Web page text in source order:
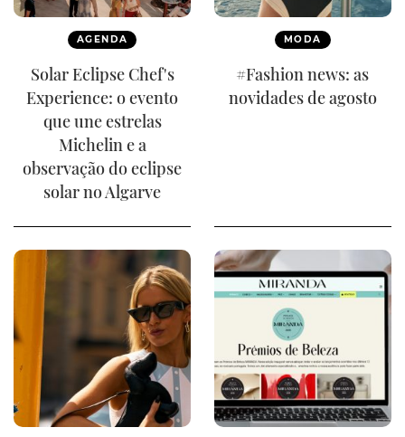
AGENDA
Solar Eclipse Chef's
Experience: o evento
que une estrelas
Michelin e a
observação do eclipse
solar no Algarve
MODA
#Fashion news: as
novidades de agosto